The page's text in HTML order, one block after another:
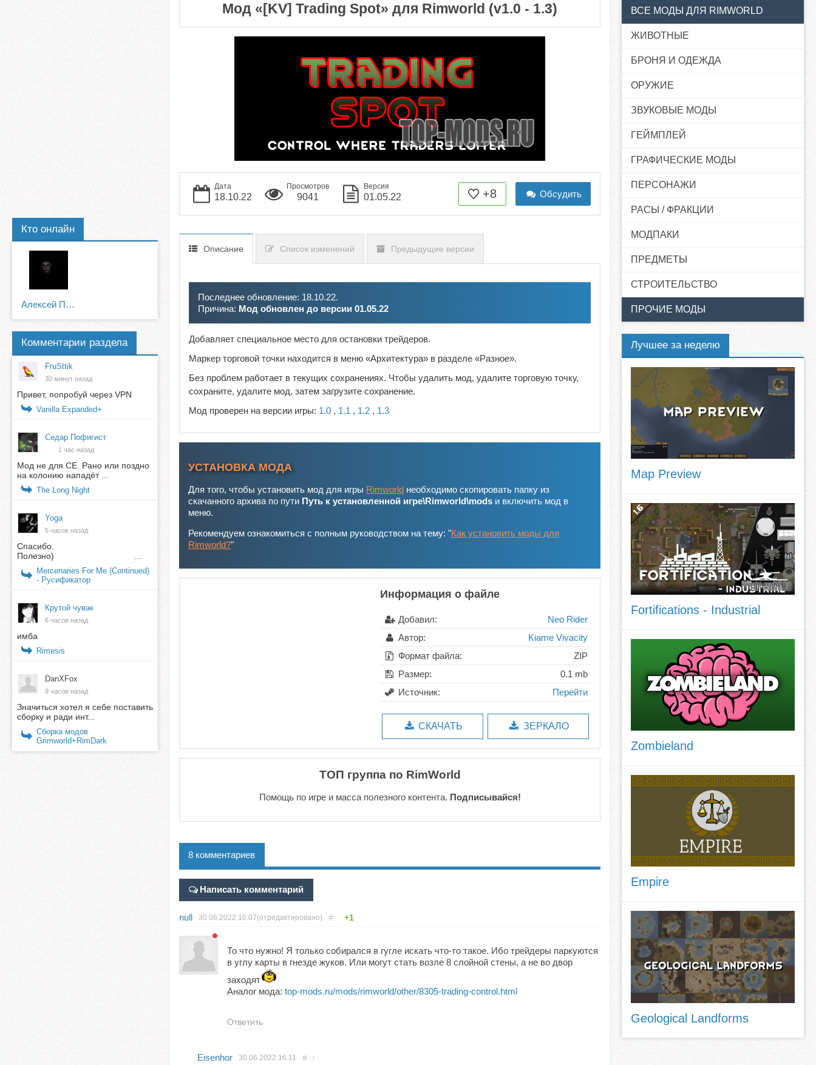
Мод «[KV] Trading Spot» для Rimworld (v1.0 - 1.3)
Дата
18.10.22
Просмотров
9041
Версия
01.05.22 +8 Обсудить
Описание Список изменений Предыдущие версии
Последнее обновление: 18.10.22.
Причина: Мод обновлен до версии 01.05.22
Добавляет специальное место для остановки трейдеров.
Маркер торговой точки находится в меню «Архитектура» в разделе «Разное».
Без проблем работает в текущих сохранениях. Чтобы удалить мод, удалите торговую точку,
сохраните, удалите мод, затем загрузите сохранение.
Мод проверен на версии игры: 1.0 , 1.1 , 1.2 , 1.3
УСТАНОВКА МОДА
Для того, чтобы установить мод для игры Rimworld необходимо скопировать папку из
скачанного архива по пути Путь к установленной игре\Rimworld\mods и включить мод в
меню.
Рекомендуем ознакомиться с полным руководством на тему: "Как установить моды для
Rimworld?"
Информация о файле
Добавил:
Neo Rider
Автор:
Kiame Vivacity
Формат файла:
ZIP
Размер:
0.1 mb
Источник:
Перейти
СКАЧАТЬ ЗЕРКАЛО
ТОП группа по RimWorld
Помощь по игре и масса полезного контента. Подписывайся!
8 комментариев
Написать комментарий
null 30.06.2022 16:07(отредактировано) # +1
То что нужно! Я только собирался в гугле искать что-то такое. Ибо трейдеры паркуются
в углу карты в гнезде жуков. Или могут стать возле 8 слойной стены, а не во двор
заходят
Аналог мода: top-mods.ru/mods/rimworld/other/8305-trading-control.html
Ответить
Eisenhor 30.06.2022 16:11 # ↑
Кто онлайн
Алексей Питерский
Комментарии раздела
FruSttik
30 минут назад
Привет, попробуй через VPN
Vanilla Expanded+
Седар Пофигист
1 час назад
Мод не для СЕ. Рано или поздно
на колонию нападёт ...
The Long Night
Yoga
5 часов назад
Спасибо.
Полезно) ...
Mercenaries For Me (Continued)
- Русификатор
Крутой чувак
6 часов назад
имба
Rimesis
DanXFox
9 часов назад
Значиться хотел я себе поставить
сборку и ради инт...
Сборка модов
Grimworld+RimDark
ВСЕ МОДЫ ДЛЯ RIMWORLD
ЖИВОТНЫЕ
БРОНЯ И ОДЕЖДА
ОРУЖИЕ
ЗВУКОВЫЕ МОДЫ
ГЕЙМПЛЕЙ
ГРАФИЧЕСКИЕ МОДЫ
ПЕРСОНАЖИ
РАСЫ / ФРАКЦИИ
МОДПАКИ
ПРЕДМЕТЫ
СТРОИТЕЛЬСТВО
ПРОЧИЕ МОДЫ
Лучшее за неделю
Map Preview
Fortifications - Industrial
Zombieland
Empire
Geological Landforms